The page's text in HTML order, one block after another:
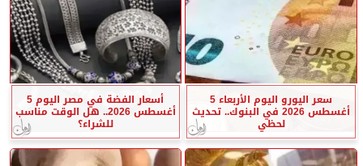
سعر اليورو اليوم الأربعاء 5
أغسطس 2026 في البنوك.. تحديث
لحظي
أسعار الفضة في مصر اليوم 5
أغسطس 2026.. هل الوقت مناسب
للشراء؟